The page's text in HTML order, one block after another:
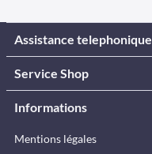
Assistance telephonique
Service Shop
Informations
Mentions légales